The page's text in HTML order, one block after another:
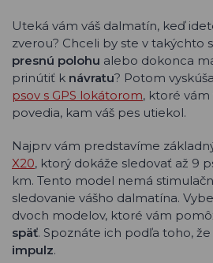
Uteká vám váš dalmatín, keď
zverou? Chceli by ste v takýchto
presnú polohu alebo dokonca
prinútiť k návratu? Potom
psov s GPS lokátorom, ktoré
povedia, kam váš pes utiekol.
Najprv vám predstavíme
X20, ktorý dokáže sledovať až 9
km. Tento model nemá
sledovanie vášho dalmatína.
dvoch modelov, ktoré vám
späť. Spoznáte ich podľa toho,
impulz.